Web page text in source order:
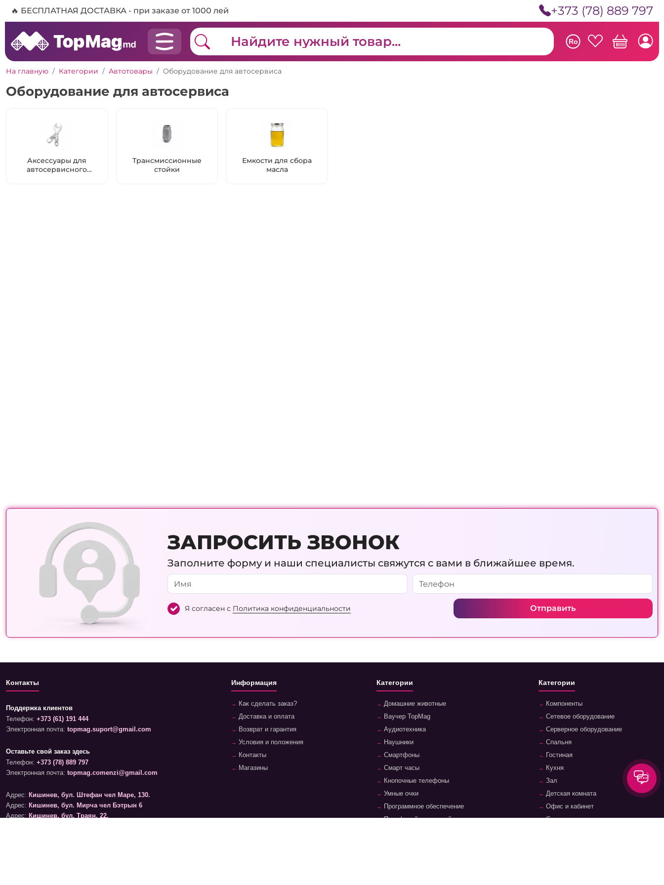
🔥 БЕСПЛАТНАЯ ДОСТАВКА - при заказе от 1000 лей +373 (78) 889 797
Ro
На главную Категории Автотовары Оборудование для автосервиса
Оборудование для автосервиса
Аксессуары для
автосервисного
Трансмиссионные
стойки
Емкости для сбора
масла
ЗАПРОСИТЬ ЗВОНОК
Заполните форму и наши специалисты свяжутся с вами в ближайшее время.
Я согласен с Политика конфиденциальности Отправить
Контакты
Поддержка клиентов
Телефон: +373 (61) 191 444
Электронная почта: topmag.suport@gmail.com
Оставьте свой заказ здесь
Телефон: +373 (78) 889 797
Электронная почта: topmag.comenzi@gmail.com
Адрес: Кишинев, бул. Штефан чел Маре, 130.
Адрес: Кишинев, бул. Мирча чел Бэтрын 6
Адрес: Кишинев, бул. Траян, 22.
Информация
Как сделать заказ?
Доставка и оплата
Возврат и гарантия
Условия и положения
Контакты
Магазины
Категории
Домашние животные
Ваучер TopMag
Аудиотехника
Наушники
Смартфоны
Смарт часы
Кнопочные телефоны
Умные очки
Программное обеспечение
Периферийные устройства
Категории
Компоненты
Сетевое оборудование
Серверное оборудование
Спальня
Гостиная
Кухня
Зал
Детская комната
Офис и кабинет
Системы хранения, полки, стеллажи